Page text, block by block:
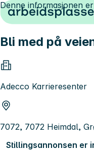
Hopp til innhold
Bli med på
Adecco Karrieresenter
7072, 7072 Heimdal,
Stillingsannonsen er
Denne informasjonen